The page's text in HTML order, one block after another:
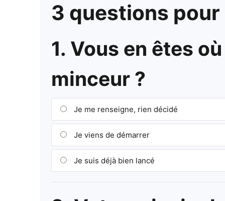
3 questions
1. Vous en êtes
minceur ?
Je me renseigne, rien décidé
Je viens de démarrer
Je suis déjà bien lancé